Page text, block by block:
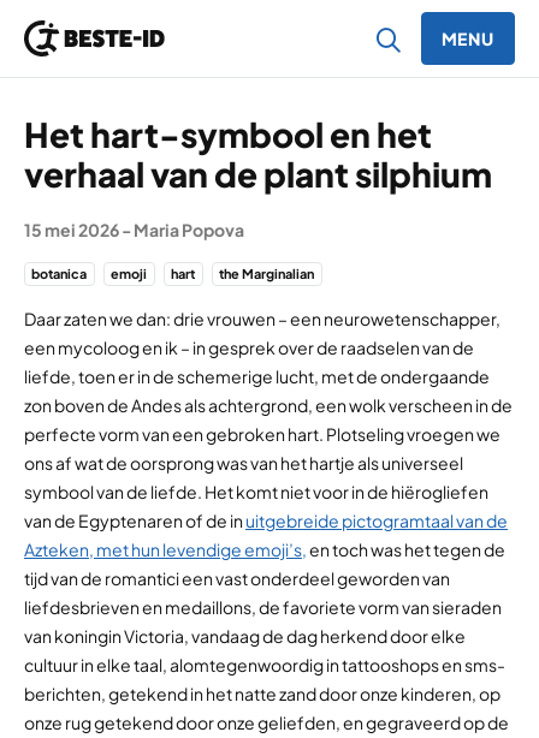
MENU
Het hart-symbool en het
verhaal van de plant silphium
15 mei 2026-Maria Popova
botanica emoji hart the Marginalian
Daar zaten we dan: drie vrouwen – een neurowetenschapper,
een mycoloog en ik – in gesprek over de raadselen van de
liefde, toen er in de schemerige lucht, met de ondergaande
zon boven de Andes als achtergrond, een wolk verscheen in de
perfecte vorm van een gebroken hart. Plotseling vroegen we
ons af wat de oorsprong was van het hartje als universeel
symbool van de liefde. Het komt niet voor in de hiërogliefen
van de Egyptenaren of de in uitgebreide pictogramtaal van de
Azteken, met hun levendige emoji’s, en toch was het tegen de
tijd van de romantici een vast onderdeel geworden van
liefdesbrieven en medaillons, de favoriete vorm van sieraden
van koningin Victoria, vandaag de dag herkend door elke
cultuur in elke taal, alomtegenwoordig in tattooshops en sms-
berichten, getekend in het natte zand door onze kinderen, op
onze rug getekend door onze geliefden, en gegraveerd op de